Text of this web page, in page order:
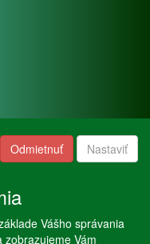
Odmietnuť Nastaviť
Vášho správania
Vám